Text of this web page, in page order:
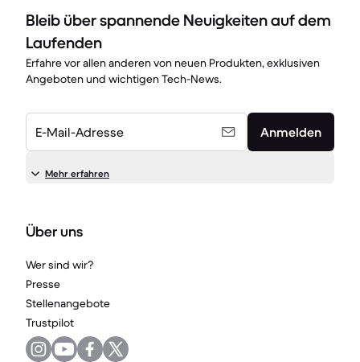
Bleib über spannende Neuigkeiten auf dem
Laufenden
Erfahre vor allen anderen von neuen Produkten, exklusiven
Angeboten und wichtigen Tech-News.
E-Mail-Adresse Anmelden
Mehr erfahren
Über uns
Wer sind wir?
Presse
Stellenangebote
Trustpilot